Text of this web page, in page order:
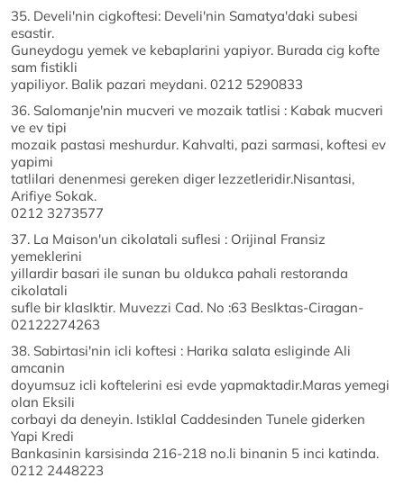
35. Develi'nin cigkoftesi: Develi'nin Samatya'daki subesi
esastir.
Guneydogu yemek ve kebaplarini yapiyor. Burada cig kofte
sam fistikli
yapiliyor. Balik pazari meydani. 0212 5290833
36. Salomanje'nin mucveri ve mozaik tatlisi : Kabak mucveri
ve ev tipi
mozaik pastasi meshurdur. Kahvalti, pazi sarmasi, koftesi ev
yapimi
tatlilari denenmesi gereken diger lezzetleridir.Nisantasi,
Arifiye Sokak.
0212 3273577
37. La Maison'un cikolatali suflesi : Orijinal Fransiz
yemeklerini
yillardir basari ile sunan bu oldukca pahali restoranda
cikolatali
sufle bir klasIktir. Muvezzi Cad. No :63 BesIktas-Ciragan-
02122274263
38. Sabirtasi'nin icli koftesi : Harika salata esliginde Ali
amcanin
doyumsuz icli koftelerini esi evde yapmaktadir.Maras yemegi
olan Eksili
corbayi da deneyin. Istiklal Caddesinden Tunele giderken
Yapi Kredi
Bankasinin karsisinda 216-218 no.li binanin 5 inci katinda.
0212 2448223